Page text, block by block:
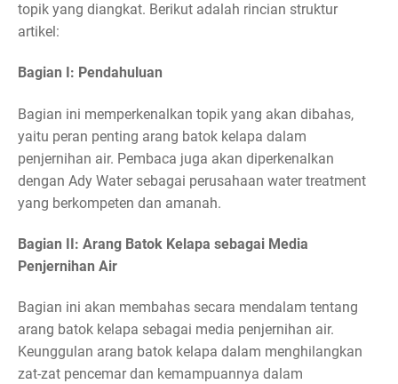
topik yang diangkat. Berikut adalah rincian struktur
artikel:
Bagian I: Pendahuluan
Bagian ini memperkenalkan topik yang akan dibahas,
yaitu peran penting arang batok kelapa dalam
penjernihan air. Pembaca juga akan diperkenalkan
dengan Ady Water sebagai perusahaan water treatment
yang berkompeten dan amanah.
Bagian II: Arang Batok Kelapa sebagai Media
Penjernihan Air
Bagian ini akan membahas secara mendalam tentang
arang batok kelapa sebagai media penjernihan air.
Keunggulan arang batok kelapa dalam menghilangkan
zat-zat pencemar dan kemampuannya dalam